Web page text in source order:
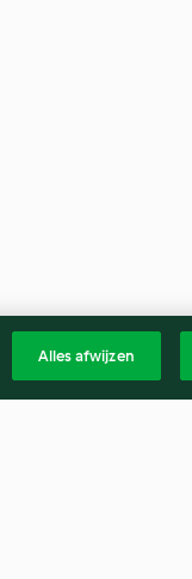
Alles afwijzen